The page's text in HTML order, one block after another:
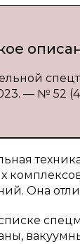
— № 52
Она